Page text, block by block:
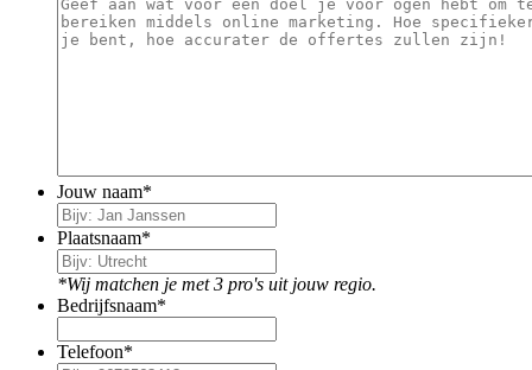
Jouw naam*
Plaatsnaam*
*Wij matchen je met 3 pro's uit jouw regio.
Bedrijfsnaam*
Telefoon*